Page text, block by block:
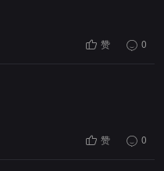
赞 0
赞 0